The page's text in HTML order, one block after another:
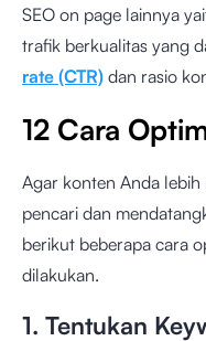
SEO on page lainnya
trafik berkualitas yang
rate (CTR) dan rasio
12 Cara
Agar konten Anda
pencari dan
berikut beberapa cara
dilakukan.
1. Tentukan